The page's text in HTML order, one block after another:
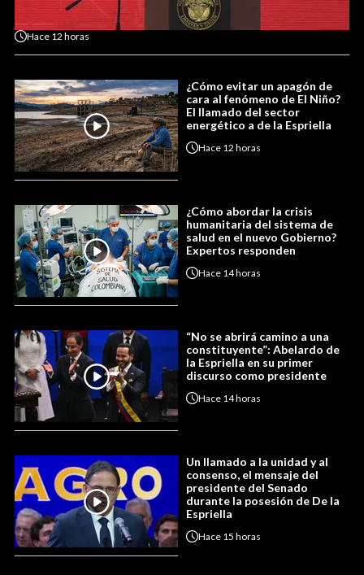
Hace 12 horas
¿Cómo evitar un apagón de
cara al fenómeno de El Niño?
El llamado del sector
energético a de la Espriella
Hace 12 horas
¿Cómo abordar la crisis
humanitaria del sistema de
salud en el nuevo Gobierno?
Expertos responden
Hace 14 horas
“No se abrirá camino a una
constituyente”: Abelardo de
la Espriella en su primer
discurso como presidente
Hace 14 horas
Un llamado a la unidad y al
consenso, el mensaje del
presidente del Senado
durante la posesión de De la
Espriella
Hace 15 horas